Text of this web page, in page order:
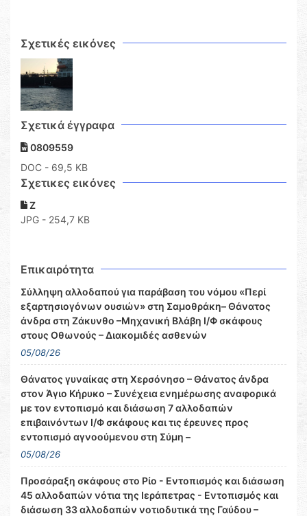
Σχετικές εικόνες
Σχετικά έγγραφα
0809559
DOC - 69,5 KB
Σχετικες εικόνες
Ζ
JPG - 254,7 KB
Επικαιρότητα
Σύλληψη αλλοδαπού για παράβαση του νόμου «Περί
εξαρτησιογόνων ουσιών» στη Σαμοθράκη– Θάνατος
άνδρα στη Ζάκυνθο –Μηχανική Βλάβη Ι/Φ σκάφους
στους Οθωνούς – Διακομιδές ασθενών
05/08/26
Θάνατος γυναίκας στη Χερσόνησο – Θάνατος άνδρα
στον Άγιο Κήρυκο – Συνέχεια ενημέρωσης αναφορικά
με τον εντοπισμό και διάσωση 7 αλλοδαπών
επιβαινόντων Ι/Φ σκάφους και τις έρευνες προς
εντοπισμό αγνοούμενου στη Σύμη –
05/08/26
Προσάραξη σκάφους στο Ρίο - Εντοπισμός και διάσωση
45 αλλοδαπών νότια της Ιεράπετρας - Εντοπισμός και
διάσωση 33 αλλοδαπών νοτιοδυτικά της Γαύδου –